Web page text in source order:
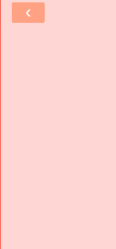
‹